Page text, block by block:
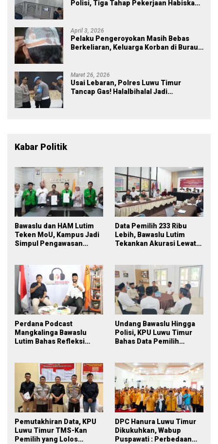
Polisi, Tiga Tahap Pekerjaan Habiskan
April 3, 2026
Pelaku Pengeroyokan Masih Bebas
Berkeliaran, Keluarga Korban di Burau
Maret 26, 2026
Usai Lebaran, Polres Luwu Timur
Tancap Gas! Halalbihalal Jadi
Kabar Politik
Bawaslu dan HAM Lutim
Teken MoU, Kampus Jadi
Simpul Pengawasan
Data Pemilih 233 Ribu
Lebih, Bawaslu Lutim
Tekankan Akurasi Lewat
Perdana Podcast
Mangkalinga Bawaslu
Lutim Bahas Refleksi
Undang Bawaslu Hingga
Polisi, KPU Luwu Timur
Bahas Data Pemilih
Pemutakhiran Data, KPU
Luwu Timur TMS-Kan
Pemilih yang Lolos
DPC Hanura Luwu Timur
Dikukuhkan, Wabup
Puspawati : Perbedaan